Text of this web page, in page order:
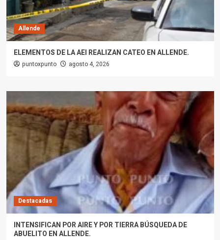
Allende
ELEMENTOS DE LA AEI REALIZAN CATEO EN ALLENDE.
puntoxpunto agosto 4, 2026
Destacadas
INTENSIFICAN POR AIRE Y POR TIERRA BÚSQUEDA DE
ABUELITO EN ALLENDE.